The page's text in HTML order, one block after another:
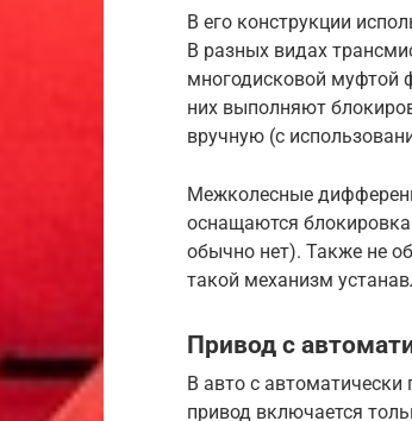
В его конструкции
В разных видах
многодисковой муфтой
них выполняют
вручную (с
Межколесные
оснащаются
обычно нет). Также не
такой механизм
Привод с
В авто с
привод включается